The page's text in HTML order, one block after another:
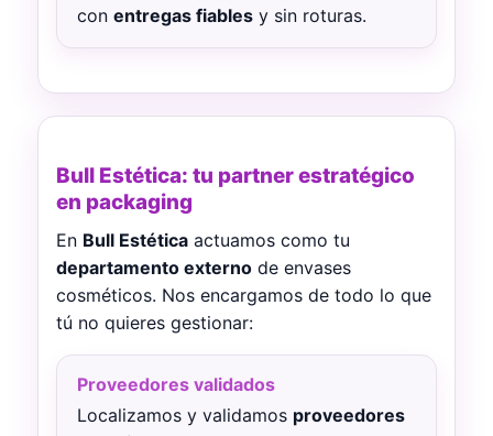
con entregas fiables y sin roturas.
Bull Estética: tu partner estratégico
en packaging
En Bull Estética actuamos como tu
departamento externo de envases
cosméticos. Nos encargamos de todo lo que
tú no quieres gestionar:
Proveedores validados
Localizamos y validamos proveedores